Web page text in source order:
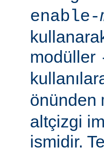
enable-
modüller
önünden
altçizgi
ismidir.